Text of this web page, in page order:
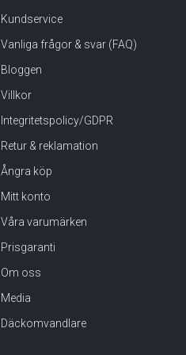
Kundservice
Vanliga frågor & svar (FAQ)
Bloggen
Villkor
Integritetspolicy/GDPR
Retur & reklamation
Ångra köp
Mitt konto
Våra varumärken
Prisgaranti
Om oss
Media
Däckomvandlare